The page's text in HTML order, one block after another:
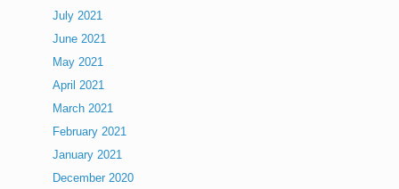
July 2021
June 2021
May 2021
April 2021
March 2021
February 2021
January 2021
December 2020